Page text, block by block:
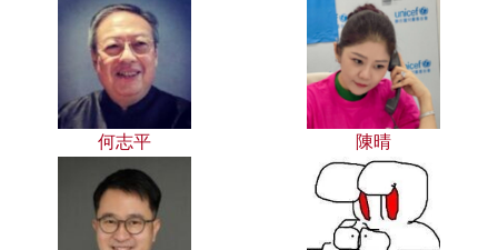
何志平 陳晴